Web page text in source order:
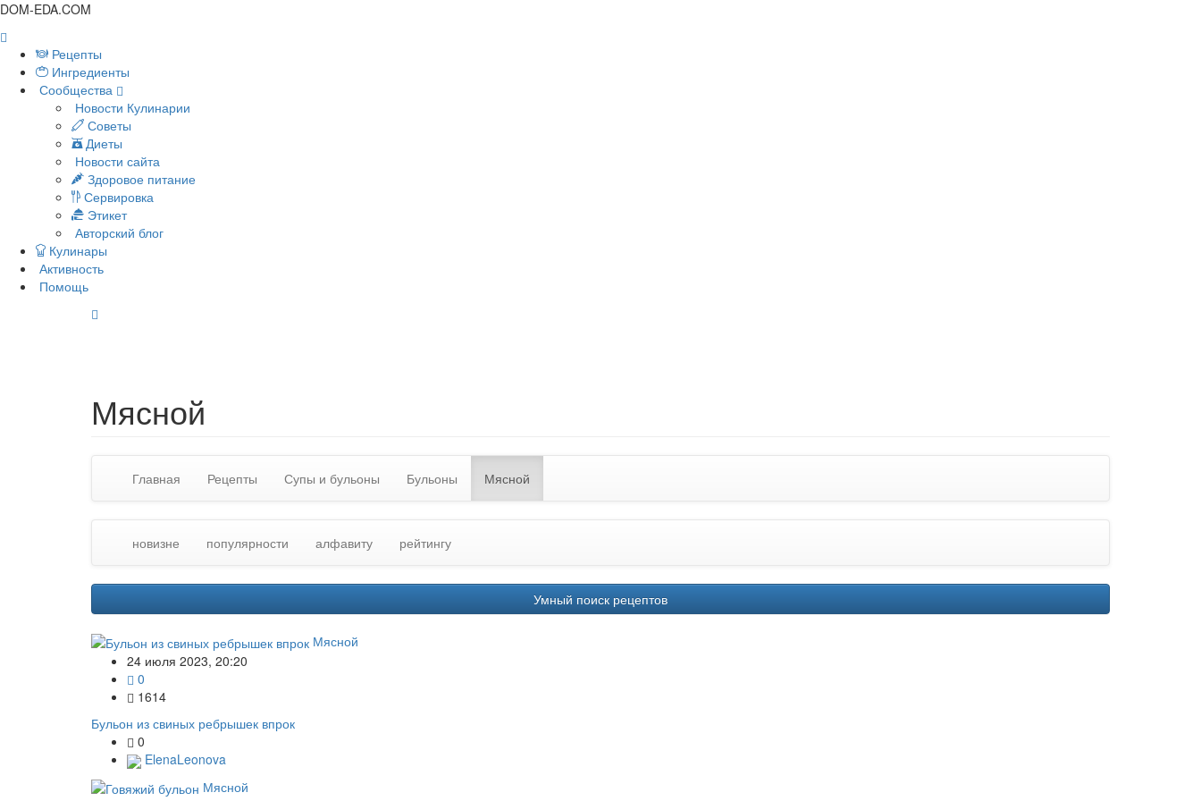
DOM-EDA.COM
Рецепты
Ингредиенты
Сообщества
Новости Кулинарии
Советы
Диеты
Новости сайта
Здоровое питание
Сервировка
Этикет
Авторский блог
Кулинары
Активность
Помощь
Мясной
Главная Рецепты Супы и бульоны Бульоны Мясной
новизне популярности алфавиту рейтингу
Умный поиск рецептов
Мясной
24 июля 2023, 20:20
0
1614
Бульон из свиных ребрышек впрок
0
ElenaLeonova
Мясной